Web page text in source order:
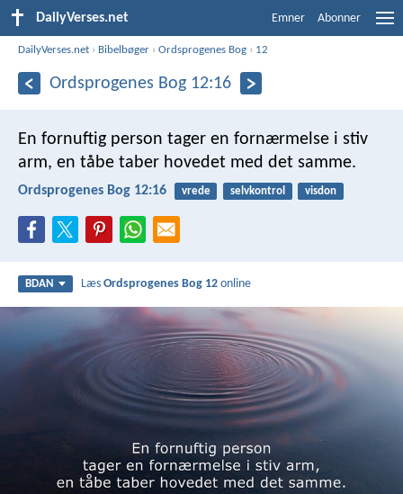
DailyVerses.net Emner Abonner
DailyVerses.net › Bibelbøger ›Ordsprogenes Bog › 12
Ordsprogenes Bog 12:16
En fornuftig person tager en fornærmelse i stiv
arm, en tåbe taber hovedet med det samme.
Ordsprogenes Bog 12:16 vrede selvkontrol visdon
BDAN LæsOrdsprogenes Bog 12 online